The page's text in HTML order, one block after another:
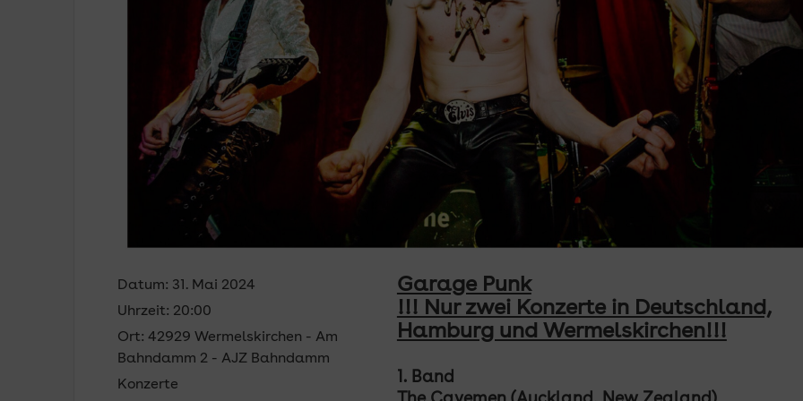
Datum: 31. Mai 2024
Uhrzeit: 20:00
Ort:42929 Wermelskirchen - Am
Bahndamm 2 - AJZ Bahndamm
Konzerte
Garage Punk
!!! Nur zwei Konzerte in Deutschland,
Hamburg und Wermelskirchen!!!
1. Band